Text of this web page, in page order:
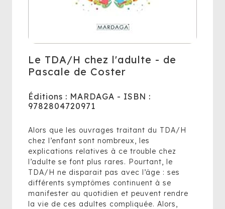
Le TDA/H chez l'adulte - de
Pascale de Coster
Éditions : MARDAGA - ISBN :
9782804720971
Alors que les ouvrages traitant du TDA/H
chez l’enfant sont nombreux, les
explications relatives à ce trouble chez
l’adulte se font plus rares. Pourtant, le
TDA/H ne disparait pas avec l’âge : ses
différents symptômes continuent à se
manifester au quotidien et peuvent rendre
la vie de ces adultes compliquée. Alors,